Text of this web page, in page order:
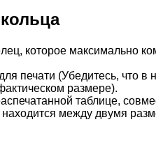
которое максимально
печати (Убедитесь, что в
размере).
таблице,
находится между двумя